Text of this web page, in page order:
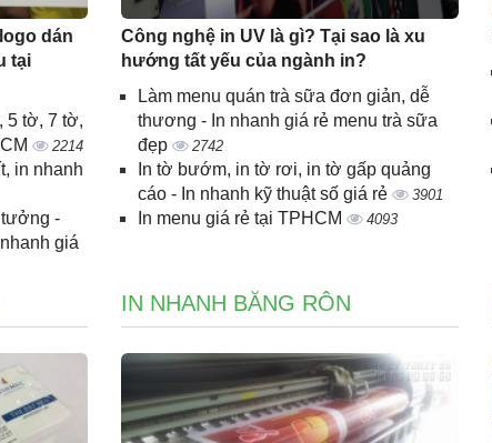
dán
tại
5 tờ, 7 tờ,
2214
in nhanh
tưởng -
giá
Công nghệ in UV là gì? Tại sao là xu
hướng tất yếu của ngành in?
Làm menu quán trà sữa đơn giản, dễ
thương - In nhanh giá rẻ menu trà sữa
đẹp
2742
In tờ bướm, in tờ rơi, in tờ gấp quảng
cáo - In nhanh kỹ thuật số giá rẻ
3901
In menu giá rẻ tại TPHCM 4093
IN NHANH BĂNG RÔN